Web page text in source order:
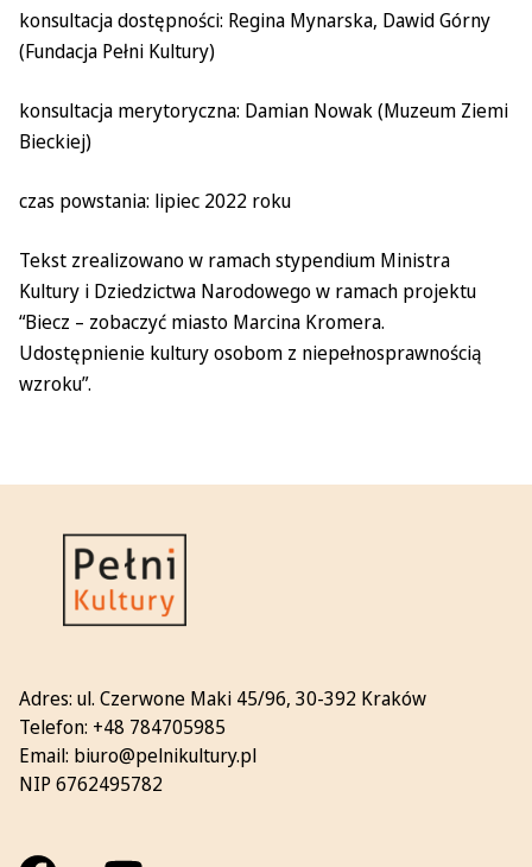
konsultacja dostępności: Regina Mynarska, Dawid Górny
(Fundacja Pełni Kultury)
konsultacja merytoryczna: Damian Nowak (Muzeum Ziemi
Bieckiej)
czas powstania: lipiec 2022 roku
Tekst zrealizowano w ramach stypendium Ministra
Kultury i Dziedzictwa Narodowego w ramach projektu
“Biecz – zobaczyć miasto Marcina Kromera.
Udostępnienie kultury osobom z niepełnosprawnością
wzroku”.
Adres: ul. Czerwone Maki 45/96, 30-392 Kraków
Telefon: +48 784705985
Email: biuro@pelnikultury.pl
NIP 6762495782